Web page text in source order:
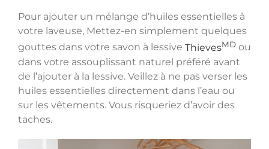
Pour ajouter un mélange d’huiles essentielles à
votre laveuse, Mettez-en simplement quelques
gouttes dans votre savon à lessive ThievesMDou
dans votre assouplissant naturel préféré avant
de l’ajouter à la lessive. Veillez à ne pas verser les
huiles essentielles directement dans l’eau ou
sur les vêtements. Vous risqueriez d’avoir des
taches.